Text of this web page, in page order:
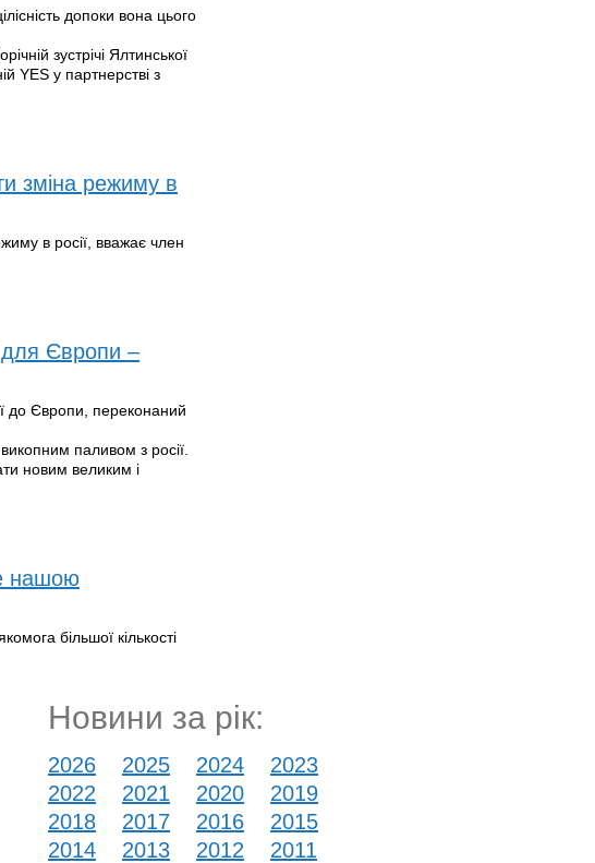
допоки вона цього
зустрічі Ялтинської
YES у партнерстві з
зміна режиму в
в росії, вважає член
для Європи –
до Європи, переконаний
паливом з росії.
новим великим і
нашою
більшої кількості
Новини за рік:
2026 2025 2024
2023
2022
2021 2020
2019
2018
2017 2016
2015
2014
2013 2012
2011